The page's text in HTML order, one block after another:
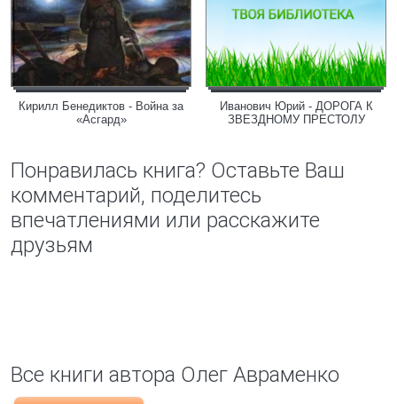
Кирилл Бенедиктов - Война за
«Асгард»
Иванович Юрий - ДОРОГА К
ЗВЕЗДНОМУ ПРЕСТОЛУ
Понравилась книга? Оставьте Ваш
комментарий, поделитесь
впечатлениями или расскажите
друзьям
Все книги автора Олег Авраменко